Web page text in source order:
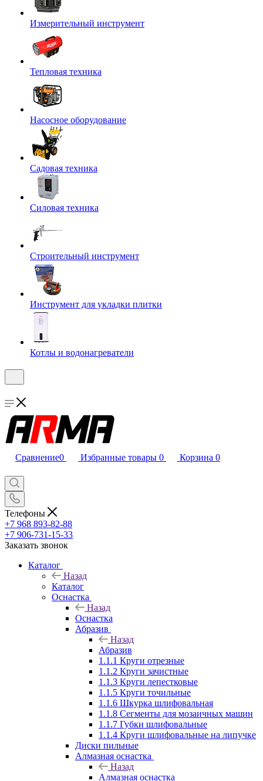
Измерительный инструмент
Тепловая техника
Насосное оборудование
Садовая техника
Силовая техника
Строительный инструмент
Инструмент для укладки плитки
Котлы и водонагреватели
Сравнение0 Избранные товары 0 Корзина 0
Телефоны
+7 968 893-82-88
+7 906-731-15-33
Заказать звонок
Каталог
Назад
Каталог
Оснастка
Назад
Оснастка
Абразив
Назад
Абразив
1.1.1 Круги отрезные
1.1.2 Круги зачистные
1.1.3 Круги лепестковые
1.1.5 Круги точильные
1.1.6 Шкурка шлифовальная
1.1.8 Сегменты для мозаичных машин
1.1.7 Губки шлифовальные
1.1.4 Круги шлифовальные на липучке
Диски пильные
Алмазная оснастка
Назад
Алмазная оснастка